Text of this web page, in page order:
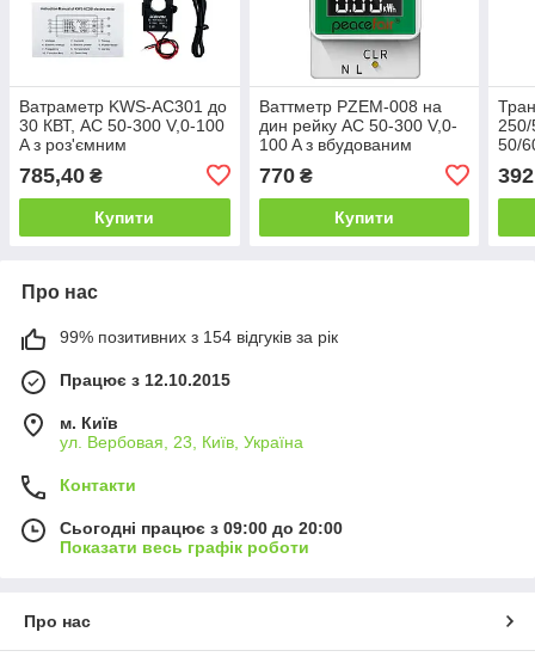
Ватраметр KWS-AC301 до
30 КВТ, AC 50-300 V,0-100
A з роз'ємним
трансформатора струму
785,40 ₴
Купити
Ваттметр PZEM-008 на
дин рейку AC 50-300 V,0-
100 A з вбудованим
трансформатором струму
770₴
Купити
50/
392
Про нас
99% позитивних з 154 відгуків за рік
Працює з 12.10.2015
м. Київ
ул. Вербовая, 23, Київ, Україна
Контакти
Сьогодні працює з 09:00 до 20:00
Показати весь графік роботи
Про нас